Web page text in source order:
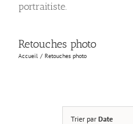
portraitiste.
Retouches photo
Accueil Retouches photo
Trier par Date